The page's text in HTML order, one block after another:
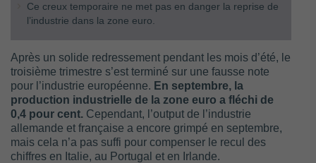
Ce creux temporaire ne met pas en danger la reprise de
l’industrie dans la zone euro.
Après un solide redressement pendant les mois d’été, le
troisième trimestre s’est terminé sur une fausse note
pour l’industrie européenne. En septembre, la
production industrielle de la zone euro a fléchi de
0,4 pour cent. Cependant, l’output de l’industrie
allemande et française a encore grimpé en septembre,
mais cela n’a pas suffi pour compenser le recul des
chiffres en Italie, au Portugal et en Irlande.